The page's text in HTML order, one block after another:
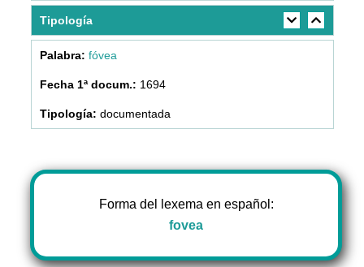
Tipología
fóvea
1694
documentada
Forma del lexema en español:
fovea